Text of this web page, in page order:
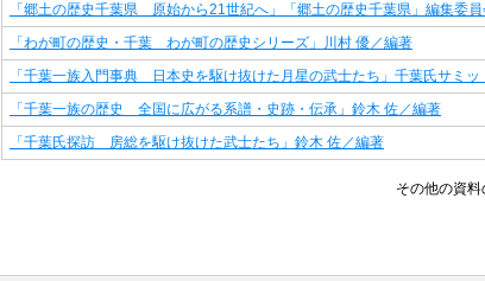
「郷土の歴史千葉県 原始から21世紀へ」「郷土の歴史千葉県」編集委
「わが町の歴史・千葉 わが町の歴史シリーズ」川村 優／編著
「千葉一族入門事典 日本史を駆け抜けた月星の武士たち」千葉氏サミッ
「千葉一族の歴史 全国に広がる系譜・史跡・伝承」鈴木 佐／編著
「千葉氏探訪 房総を駆け抜けた武士たち」鈴木 佐／編著
その他の資料